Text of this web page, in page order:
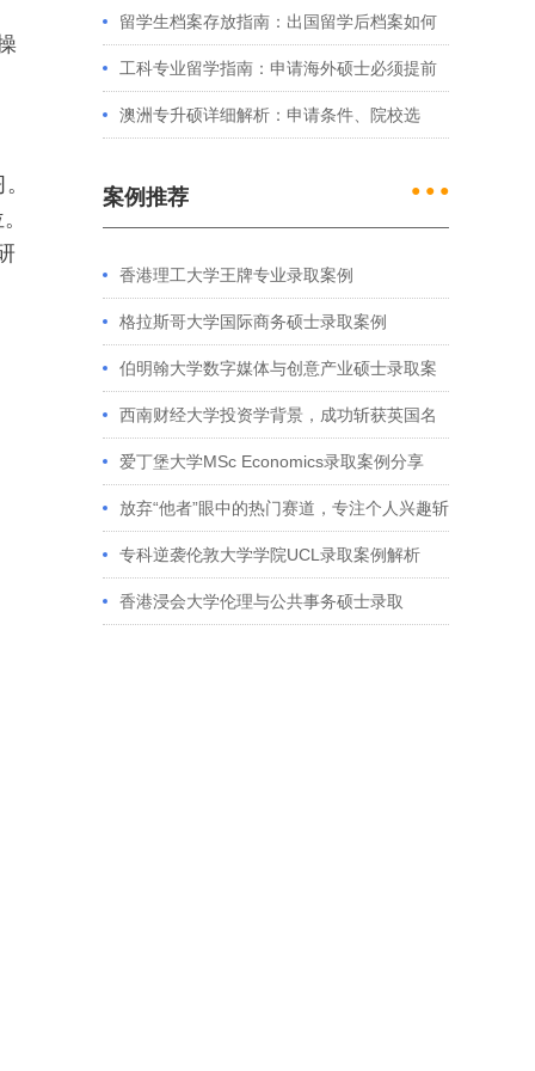
例看港大、港中文申请要求
留学生档案存放指南：出国留学后档案如何
处理？留学服务中心常见问题解答
工科专业留学指南：申请海外硕士必须提前
准备的4件事
澳洲专升硕详细解析：申请条件、院校选
案例推荐 ● ● ●
香港理工大学王牌专业录取案例
格拉斯哥大学国际商务硕士录取案例
伯明翰大学数字媒体与创意产业硕士录取案
例 西南财经大学投资学背景，成功斩获英国名
校多份Offer
爱丁堡大学MSc Economics录取案例分享
放弃“他者”眼中的热门赛道，专注个人兴趣斩
获藤校offer｜成功跨专业申请经验分享
专科逆袭伦敦大学学院UCL录取案例解析
香港浸会大学伦理与公共事务硕士录取